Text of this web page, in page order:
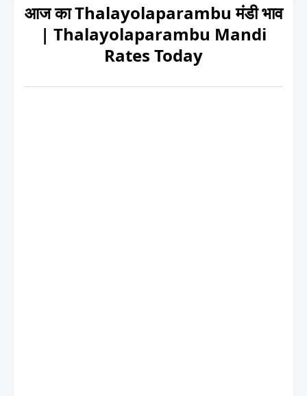
आज का Thalayolaparambu मंडी भाव
| Thalayolaparambu Mandi
Rates Today